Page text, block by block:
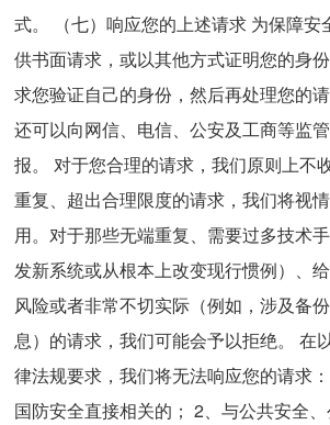
式。 （七）响应您的上述请求 为保障安
供书面请求，或以其他方式证明您的身
求您验证自己的身份，然后再处理您的
还可以向网信、电信、公安及工商等监
报。 对于您合理的请求，我们原则上不
重复、超出合理限度的请求，我们将视
用。对于那些无端重复、需要过多技术
发新系统或从根本上改变现行惯例）、
风险或者非常不切实际（例如，涉及备
息）的请求，我们可能会予以拒绝。 在
律法规要求，我们将无法响应您的请求：
国防安全直接相关的； 2、与公共安全